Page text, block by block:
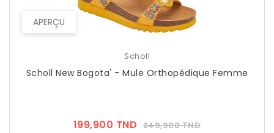
APERÇU
Scholl
Scholl New Bogota' - Mule Orthopédique Femme
199,900 TND Prix
249,900 TNDPrix